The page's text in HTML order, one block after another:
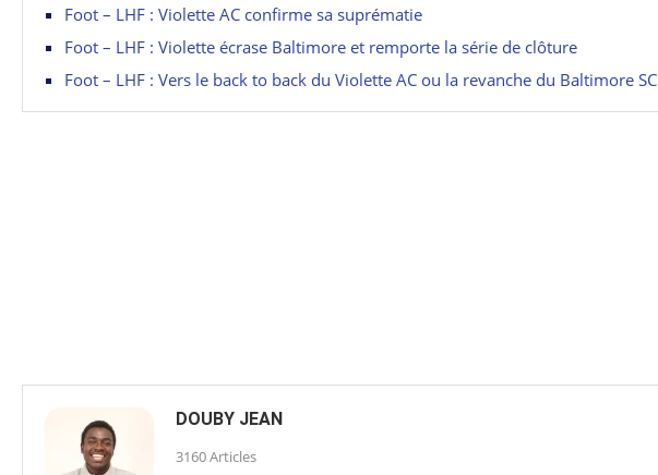
Foot – LHF : Violette AC confirme sa suprématie
Foot – LHF : Violette écrase Baltimore et remporte la série de clôture
Foot – LHF : Vers le back to back du Violette AC ou la revanche du Baltimore SC
DOUBY JEAN
3160 Articles